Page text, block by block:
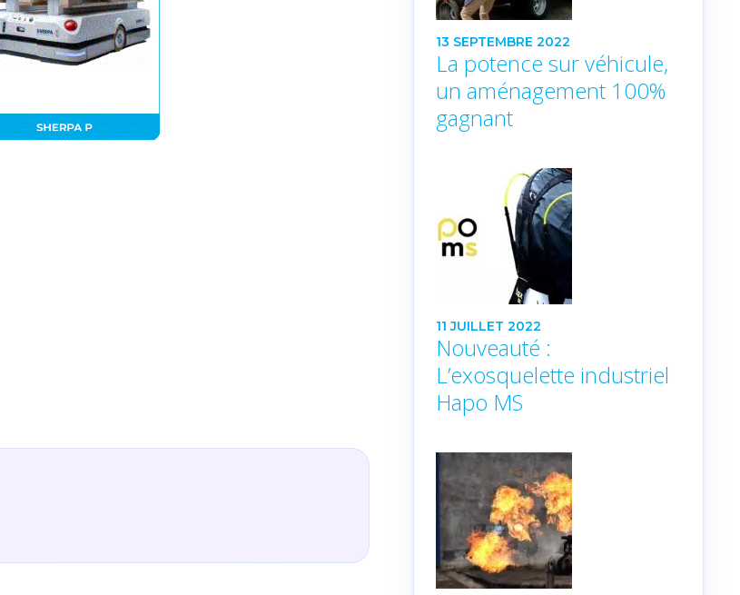
13 SEPTEMBRE 2022
La potence sur véhicule,
un aménagement 100%
gagnant
11 JUILLET 2022
Nouveauté :
L’exosquelette industriel
Hapo MS